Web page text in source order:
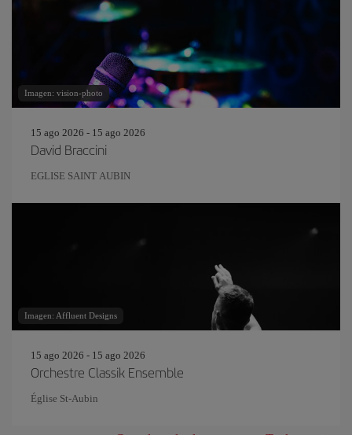
Imagen: vision-photo
15 ago 2026 - 15 ago 2026
David Braccini
EGLISE SAINT AUBIN
Imagen: Affluent Designs
15 ago 2026 - 15 ago 2026
Orchestre Classik Ensemble
Église St-Aubin